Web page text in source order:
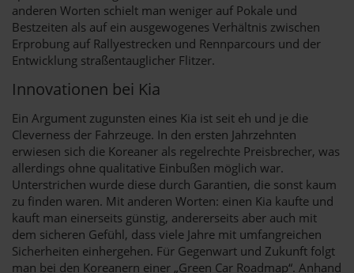
anderen Worten schielt man weniger auf Pokale und
Bestzeiten als auf ein ausgewogenes Verhältnis zwischen
Erprobung auf Rallyestrecken und Rennparcours und der
Entwicklung straßentauglicher Flitzer.
Innovationen bei Kia
Ein Argument zugunsten eines Kia ist seit eh und je die
Cleverness der Fahrzeuge. In den ersten Jahrzehnten
erwiesen sich die Koreaner als regelrechte Preisbrecher, was
allerdings ohne qualitative Einbußen möglich war.
Unterstrichen wurde diese durch Garantien, die sonst kaum
zu finden waren. Mit anderen Worten: einen Kia kaufte und
kauft man einerseits günstig, andererseits aber auch mit
dem sicheren Gefühl, dass viele Jahre mit umfangreichen
Sicherheiten einhergehen. Für Gegenwart und Zukunft folgt
man bei den Koreanern einer „Green Car Roadmap“. Anhand